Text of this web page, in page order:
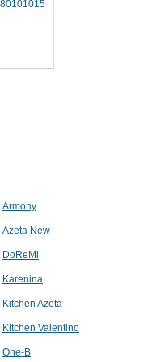
Armony
Azeta New
DoReMi
Karenina
Kitchen Azeta
Kitchen Valentino
One-B